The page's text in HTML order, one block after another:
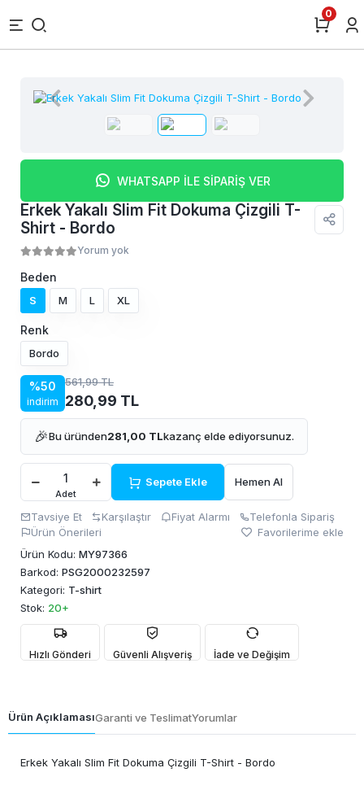
0
WHATSAPP İLE SİPARİŞ VER
Erkek Yakalı Slim Fit Dokuma Çizgili T-
Shirt - Bordo
Yorum yok
Beden
S M L XL
Renk
Bordo
%50
indirim
561,99 TL
280,99 TL
🎉Bu üründen281,00 TLkazanç elde ediyorsunuz.
Adet
Sepete Ekle Hemen Al
Tavsiye Et Karşılaştır Fiyat Alarmı
Telefonla Sipariş
Ürün Önerileri
Favorilerime ekle
Ürün Kodu: MY97366
Barkod: PSG2000232597
Kategori: T-shirt
Stok: 20+
Hızlı Gönderi Güvenli Alışveriş İade ve Değişim
Ürün AçıklamasıGaranti ve TeslimatYorumlar
Erkek Yakalı Slim Fit Dokuma Çizgili T-Shirt - Bordo